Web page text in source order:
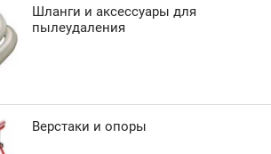
Шланги и аксессуары для
пылеудаления
Верстаки и опоры